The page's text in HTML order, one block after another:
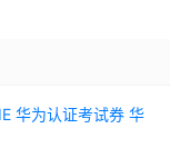
华为认证考试券 华